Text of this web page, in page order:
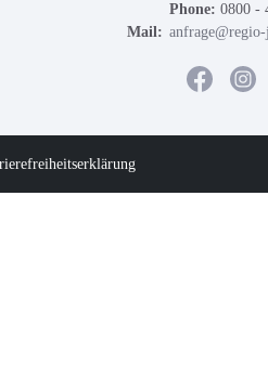
Phone: 0800 -
Mail: